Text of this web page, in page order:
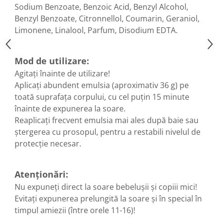
Hemoroizi
Imunitate
Imunostimulator
Indigestie
Infecții urinare
Infecții virale
Infertilitate femei
Infertilitate masculină
Inflamatii
Insomnie
Laringospasm
Leucoree
Memorie
Sodium Benzoate, Benzoic Acid, Benzyl Alcohol,
Benzyl Benzoate, Citronnellol, Coumarin, Geraniol,
Limonene, Linalool, Parfum, Disodium EDTA.
Mod de utilizare:
Agitați înainte de utilizare!
Aplicați abundent emulsia (aproximativ 36 g) pe
toată suprafața corpului, cu cel puțin 15 minute
înainte de expunerea la soare.
Reaplicați frecvent emulsia mai ales după baie sau
ștergerea cu prosopul, pentru a restabili nivelul de
protecție necesar.
Atenționări:
Nu expuneți direct la soare bebelușii și copiii mici!
Evitați expunerea prelungită la soare și în special în
timpul amiezii (între orele 11-16)!